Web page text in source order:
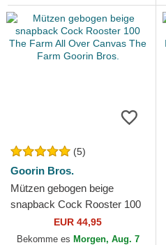
(5)
Goorin Bros.
Mützen gebogen beige
snapback Cock Rooster 100
The Farm All Over Canvas
The Farm Goorin Bros.
EUR 44,95
Bekomme es Morgen, Aug. 7